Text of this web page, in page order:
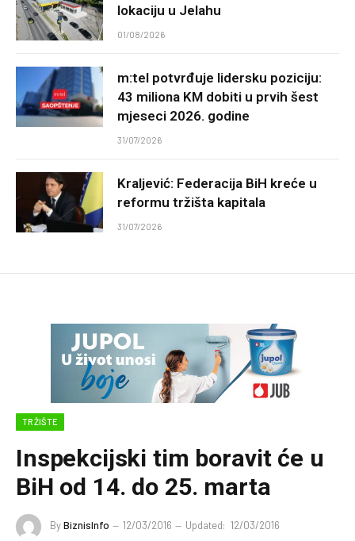
lokaciju u Jelahu
01/08/2026
m:tel potvrđuje lidersku poziciju:
43 miliona KM dobiti u prvih šest
mjeseci 2026. godine
31/07/2026
Kraljević: Federacija BiH kreće u
reformu tržišta kapitala
31/07/2026
TRŽIŠTE
Inspekcijski tim boravit će u
BiH od 14. do 25. marta
ByBiznisInfo 12/03/2016 Updated: 12/03/2016